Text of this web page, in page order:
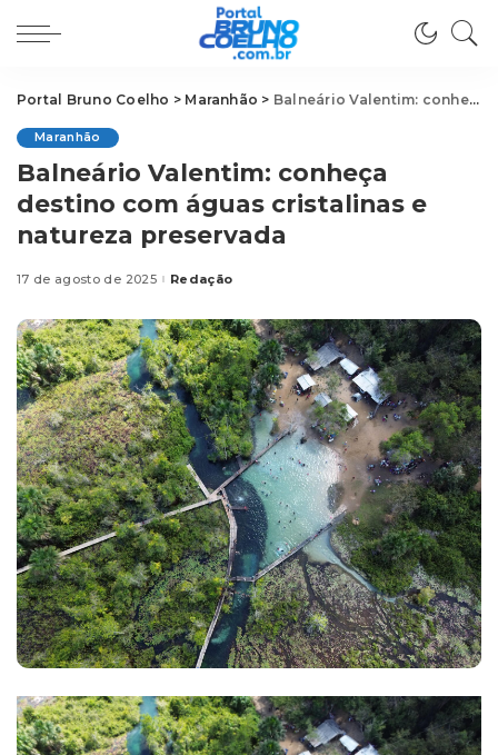
Portal Bruno Coelho > Maranhão > Balneário Valentim: conheça destino com águas cristalinas e natureza preservada
Maranhão
Balneário Valentim: conheça
destino com águas cristalinas e
natureza preservada
17 de agosto de 2025Posted
Redação